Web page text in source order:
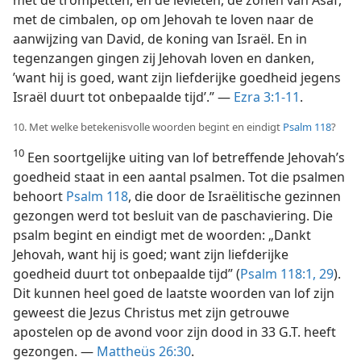
met de cimbalen, op om Jehovah te loven naar de
aanwijzing van David, de koning van Israël. En in
tegenzangen gingen zij Jehovah loven en danken,
’want hij is goed, want zijn liefderijke goedheid jegens
Israël duurt tot onbepaalde tijd’.” — Ezra 3:1-11.
10. Met welke betekenisvolle woorden begint en eindigt Psalm 118?
10 Een soortgelijke uiting van lof betreffende Jehovah’s
goedheid staat in een aantal psalmen. Tot die psalmen
behoort Psalm 118, die door de Israëlitische gezinnen
gezongen werd tot besluit van de paschaviering. Die
psalm begint en eindigt met de woorden: „Dankt
Jehovah, want hij is goed; want zijn liefderijke
goedheid duurt tot onbepaalde tijd” (Psalm 118:1, 29).
Dit kunnen heel goed de laatste woorden van lof zijn
geweest die Jezus Christus met zijn getrouwe
apostelen op de avond voor zijn dood in 33 G.T. heeft
gezongen. — Mattheüs 26:30.